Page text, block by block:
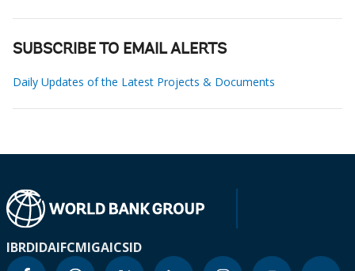
SUBSCRIBE TO EMAIL ALERTS
Daily Updates of the Latest Projects & Documents
IBRDIDAIFCMIGAICSID